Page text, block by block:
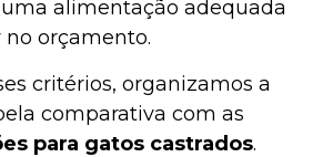
alimentação adequada
no orçamento.
critérios, organizamos a
comparativa com as
para gatos castrados.